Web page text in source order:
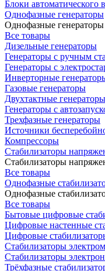
Блоки автоматического
Однофазные генераторы
Однофазные генераторы
Все товары
Дизельные генераторы
Генераторы с ручным
Генераторы с
Инверторные
Газовые генераторы
Двухтактные генераторы
Генераторы с
Трехфазные генераторы
Источники
Компрессоры
Стабилизаторы
Стабилизаторы
Все товары
Однофазные
Однофазные
Все товары
Бытовые цифровые
Цифровые настенные
Цифровые
Стабилизаторы
Стабилизаторы
Трёхфазные